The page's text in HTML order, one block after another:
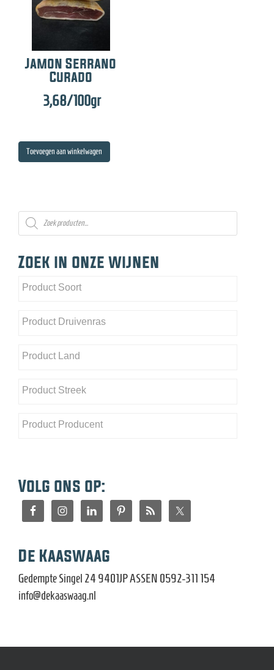
Jamon Serrano
Curado
3,68/100gr
Toevoegen aan winkelwagen
Producten
zoeken
Zoek in onze wijnen
Volg ons op:
De Kaaswaag
Gedempte Singel 24 9401JP ASSEN 0592-311 154
info@dekaaswaag.nl